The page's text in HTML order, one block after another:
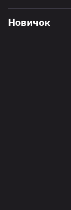
Новичок